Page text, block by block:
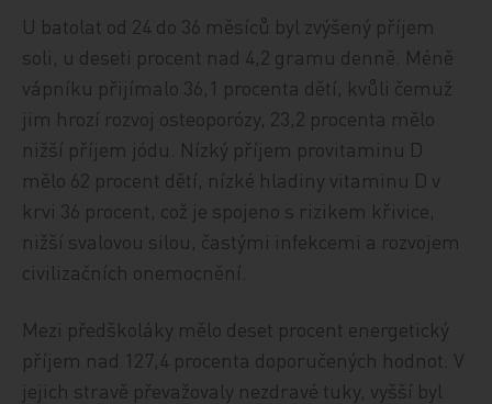
U batolat od 24 do 36 měsíců byl zvýšený příjem
soli, u deseti procent nad 4,2 gramu denně. Méně
vápníku přijímalo 36,1 procenta dětí, kvůli čemuž
jim hrozí rozvoj osteoporózy, 23,2 procenta mělo
nižší příjem jódu. Nízký příjem provitaminu D
mělo 62 procent dětí, nízké hladiny vitaminu D v
krvi 36 procent, což je spojeno s rizikem křivice,
nižší svalovou silou, častými infekcemi a rozvojem
civilizačních onemocnění.
Mezi předškoláky mělo deset procent energetický
příjem nad 127,4 procenta doporučených hodnot. V
jejich stravě převažovaly nezdravé tuky, vyšší byl